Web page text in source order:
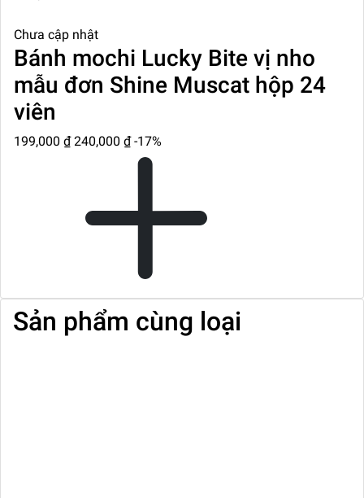
Chưa cập nhật
Bánh mochi Lucky Bite vị nho
mẫu đơn Shine Muscat hộp 24
viên
199,000 ₫ 240,000 ₫ -17%
Sản phẩm cùng loại